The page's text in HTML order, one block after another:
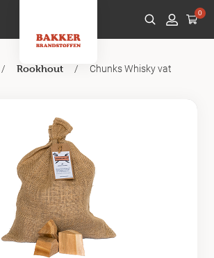
0
/ Rookhout / Chunks Whisky vat